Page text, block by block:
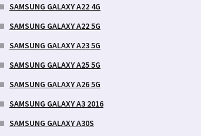
SAMSUNG GALAXY A22 4G
SAMSUNG GALAXY A22 5G
SAMSUNG GALAXY A23 5G
SAMSUNG GALAXY A25 5G
SAMSUNG GALAXY A26 5G
SAMSUNG GALAXY A3 2016
SAMSUNG GALAXY A30S